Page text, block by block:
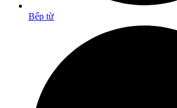
Bếp từ